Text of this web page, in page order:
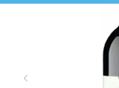
TOUT L’ASSORTIMENT
BIÈRES